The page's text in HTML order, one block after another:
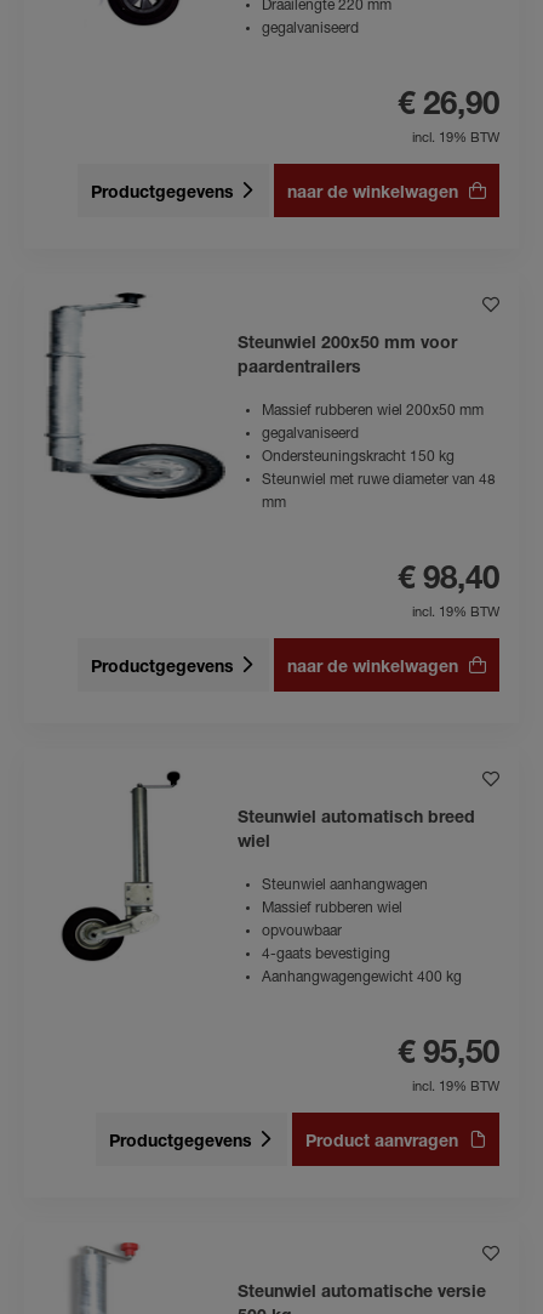
Draailengte 220 mm
gegalvaniseerd
€ 26,90
incl. 19% BTW
Productgegevens naar de winkelwagen
Steunwiel 200x50 mm voor
paardentrailers
Massief rubberen wiel 200x50 mm
gegalvaniseerd
Ondersteuningskracht 150 kg
Steunwiel met ruwe diameter van 48
mm
€ 98,40
incl. 19% BTW
Productgegevens naar de winkelwagen
Steunwiel automatisch breed
wiel
Steunwiel aanhangwagen
Massief rubberen wiel
opvouwbaar
4-gaats bevestiging
Aanhangwagengewicht 400 kg
€ 95,50
incl. 19% BTW
Productgegevens Product aanvragen
Steunwiel automatische versie